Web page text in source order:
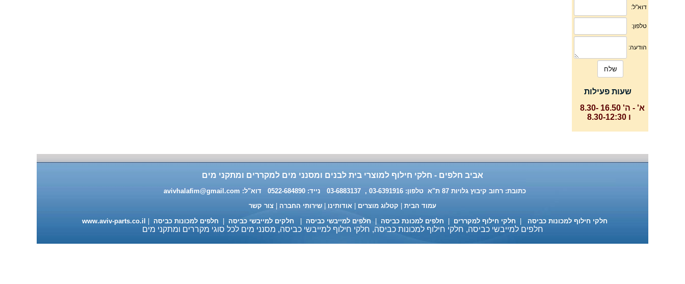
שעות פעילות
א' - ה' 16.50 -8.30
ו 8.30-12:30
אביב חלפים - חלקי חילוף למוצרי בית לבנים ומסנני מים למקררים ומתקני מים
כתובת: רחוב קיבוץ גלויות 87 ת"א טלפון: 03-6391916 , 03-6883137 נייד: 0522-684890 דוא"ל:
avivhalafim@gmail.com
עמוד הבית
קטלוג מוצרים אודותינו שירותי החברה
צור קשר
חלקי חילוף למכונות כביסה
חלקי חילוף למקררים חלפים למכונת כביסה חלפים למייבשי כביסה חלקים למייבשי כביסה חלפים למכונות כביסה www.aviv-parts.co.il
חלפים למייבשי כביסה, חלקי חילוף למכונות כביסה, חלקי חילוף למייבשי כביסה, מסנני מים לכל סוגי מקררים ומתקני מים